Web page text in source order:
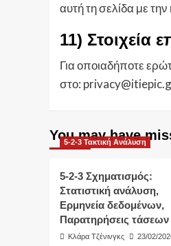
αυτή τη σελίδα με
11) Στοιχεία
Για οποιαδήποτε
στο:
You may have
5-2-3 Τακτική Ανάλυση
5-2-3 Σχηματισμός:
Στατιστική ανάλυση,
Ερμηνεία δεδομένων,
Παρατηρήσεις τάσεων
Κλάρα Τζένινγκς 23/02/